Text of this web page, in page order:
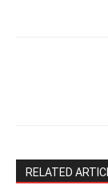
RELATED